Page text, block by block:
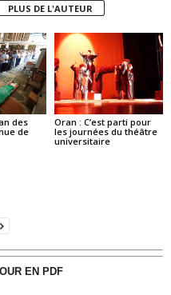
PLUS DE L'AUTEUR
des
de
Oran : C’est parti pour
les journées du théâtre
universitaire
EN PDF